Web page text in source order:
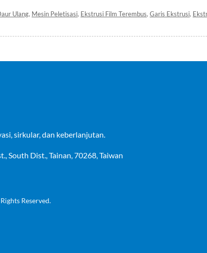
Ulang, Mesin Peletisasi, Ekstrusi Film Terembus, Garis Ekstrusi,
sirkular, dan keberlanjutan.
South Dist., Tainan, 70268, Taiwan
Reserved.